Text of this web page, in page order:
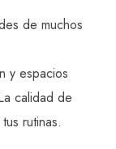
de muchos
y espacios
calidad de
rutinas.